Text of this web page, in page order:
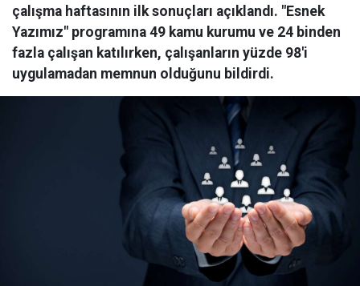
çalışma haftasının ilk sonuçları açıklandı. "Esnek
Yazımız" programına 49 kamu kurumu ve 24 binden
fazla çalışan katılırken, çalışanların yüzde 98'i
uygulamadan memnun olduğunu bildirdi.